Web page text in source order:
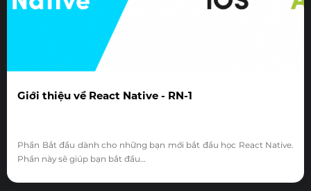
Giới thiệu về React Native - RN-1
Phần Bắt đầu dành cho những bạn mới bắt đầu học React Native.
Phần này sẽ giúp bạn bắt đầu…